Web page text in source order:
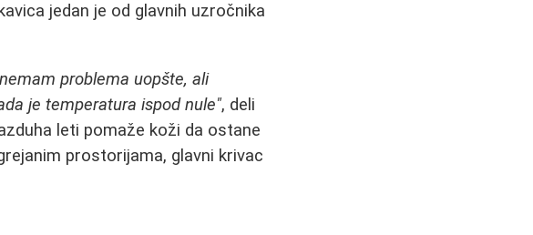
jedan je od glavnih uzročnika
problema uopšte, ali
je temperatura ispod nule", deli
leti pomaže koži da ostane
prostorijama, glavni krivac